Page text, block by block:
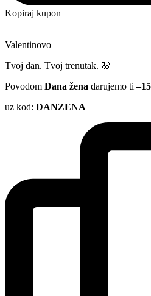
Kopiraj kupon
Valentinovo
Tvoj dan. Tvoj trenutak. 🌸
Povodom Dana žena darujemo ti
uz kod: DANZENA